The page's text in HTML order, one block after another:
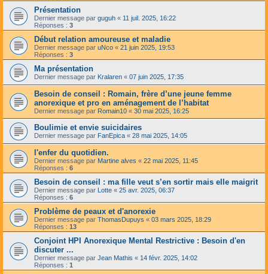
Présentation
Dernier message par guguh « 11 juil. 2025, 16:22
Réponses : 3
Début relation amoureuse et maladie
Dernier message par uNco « 21 juin 2025, 19:53
Réponses : 3
Ma présentation
Dernier message par Kralaren « 07 juin 2025, 17:35
Besoin de conseil : Romain, frère d’une jeune femme
anorexique et pro en aménagement de l’habitat
Dernier message par Romain10 « 30 mai 2025, 16:25
Boulimie et envie suicidaires
Dernier message par FanEpica « 28 mai 2025, 14:05
l'enfer du quotidien.
Dernier message par Martine alves « 22 mai 2025, 11:45
Réponses : 6
Besoin de conseil : ma fille veut s’en sortir mais elle maigrit
Dernier message par Lotte « 25 avr. 2025, 06:37
Réponses : 6
Problème de peaux et d'anorexie
Dernier message par ThomasDupuys « 03 mars 2025, 18:29
Réponses : 13
Conjoint HPI Anorexique Mental Restrictive : Besoin d'en
discuter ...
Dernier message par Jean Mathis « 14 févr. 2025, 14:02
Réponses : 1